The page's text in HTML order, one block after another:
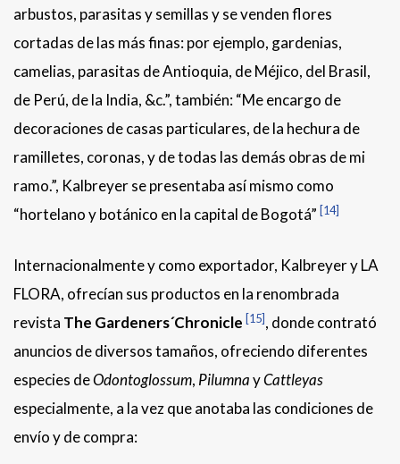
arbustos, parasitas y semillas y se venden flores
cortadas de las más finas: por ejemplo, gardenias,
camelias, parasitas de Antioquia, de Méjico, del Brasil,
de Perú, de la India, &c.”, también: “Me encargo de
decoraciones de casas particulares, de la hechura de
ramilletes, coronas, y de todas las demás obras de mi
ramo.”, Kalbreyer se presentaba así mismo como
“hortelano y botánico en la capital de Bogotá” [14]
Internacionalmente y como exportador, Kalbreyer y LA
FLORA, ofrecían sus productos en la renombrada
revista The Gardeners´Chronicle [15], donde contrató
anuncios de diversos tamaños, ofreciendo diferentes
especies deOdontoglossum, PilumnayCattleyas
especialmente, a la vez que anotaba las condiciones de
envío y de compra: